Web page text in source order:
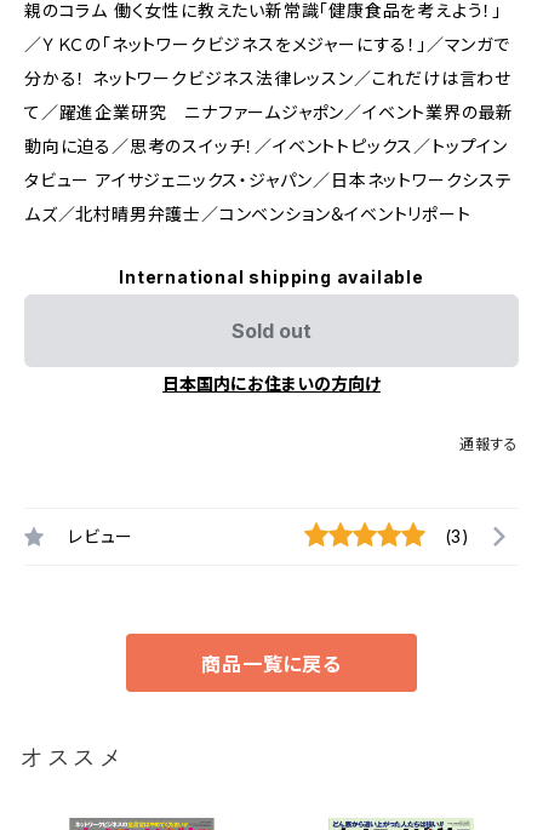
親のコラム 働く女性に教えたい新常識「健康食品を考えよう！」
／ＹＫＣの「ネットワークビジネスをメジャーにする！」／マンガで
分かる！ ネットワークビジネス法律レッスン／これだけは言わせ
て／躍進企業研究 ニナファームジャポン／イベント業界の最新
動向に迫る／思考のスイッチ！／イベントトピックス／トップイン
タビュー アイサジェニックス・ジャパン／日本ネットワークシステ
ムズ／北村晴男弁護士／コンベンション＆イベントリポート
International shipping available
Sold out
日本国内にお住まいの方向け
通報する
レビュー (3)
商品一覧に戻る
オススメ